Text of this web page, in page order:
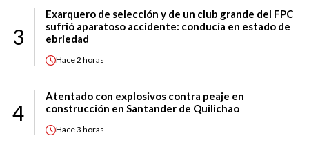
3
Exarquero de selección y de un club grande del FPC
sufrió aparatoso accidente: conducía en estado de
ebriedad
Hace2 horas
4
Atentado con explosivos contra peaje en
construcción en Santander de Quilichao
Hace3 horas